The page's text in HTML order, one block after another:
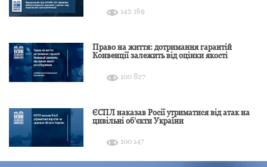
142 169
Право на життя: дотримання гарантій
Конвенції залежить від оцінки якості
100 827
ЄСПЛ наказав Росії утриматися від атак на
цивільні об’єкти України
100 147